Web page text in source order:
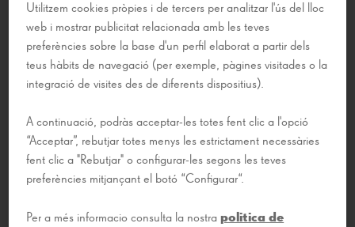
Filtra per:
Familiar
Utilitzem cookies pròpies i de tercers per analitzar l'ús del lloc
web i mostrar publicitat relacionada amb les teves
preferències sobre la base d'un perfil elaborat a partir dels
teus hàbits de navegació (per exemple, pàgines visitades o la
integració de visites des de diferents dispositius).
A continuació, podràs acceptar-les totes fent clic a l'opció
“Acceptar”, rebutjar totes menys les estrictament necessàries
fent clic a "Rebutjar" o configurar-les segons les teves
preferències mitjançant el botó “Configurar“.
Per a més informacio consulta la nostrapolitica de